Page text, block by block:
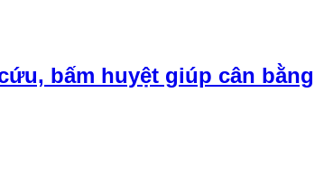
bấm huyệt giúp cân bằng